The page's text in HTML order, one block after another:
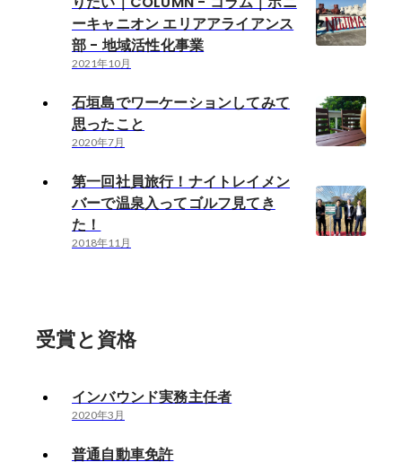
ーキャニオン エリアアライアンス
部 - 地域活性化事業
2021年10月
石垣島でワーケーションしてみて
思ったこと
2020年7月
第一回社員旅行！ナイトレイメン
バーで温泉入ってゴルフ見てき
た！
2018年11月
受賞と資格
インバウンド実務主任者
2020年3月
普通自動車免許